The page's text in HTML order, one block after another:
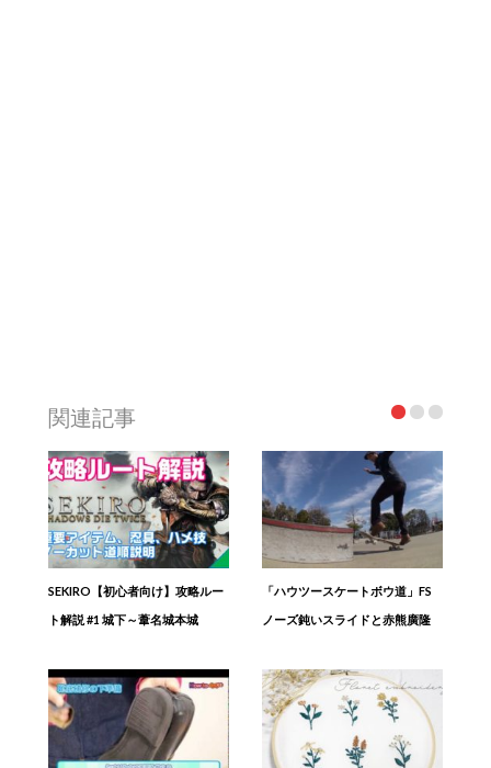
関連記事
SEKIRO【初心者向け】攻略ルー
ト解説 #1 城下～葦名城本城
「ハウツースケートボウ道」FS
ノーズ鈍いスライドと赤熊廣隆